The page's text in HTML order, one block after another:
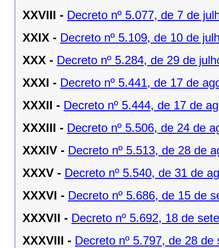
XXVIII - Decreto nº 5.077, de 7 de
XXIX - Decreto nº 5.109, de 10 de
XXX - Decreto nº 5.284, de 29 de
XXXI - Decreto nº 5.441, de 17 de
XXXII - Decreto nº 5.444, de 17 de
XXXIII - Decreto nº 5.506, de 24 de
XXXIV - Decreto nº 5.513, de 28 de
XXXV - Decreto nº 5.540, de 31 de
XXXVI - Decreto nº 5.686, de 15 de
XXXVII - Decreto nº 5.692, 18 de
XXXVIII - Decreto nº 5.797, de 28